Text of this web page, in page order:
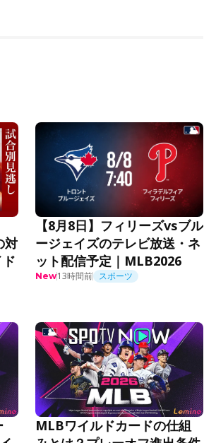
対
【8月8日】フィリーズvsブル
ージェイズのテレビ放送・ネ
ット配信予定｜MLB2026
New13時間前 スポーツ
MLBワイルドカードの仕組